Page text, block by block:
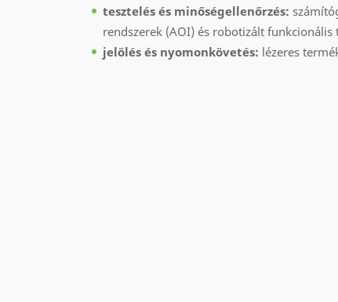
tesztelés és minőségellenőrzés:
rendszerek (AOI) és robotizált funkcionális
jelölés és nyomonkövetés: lézeres